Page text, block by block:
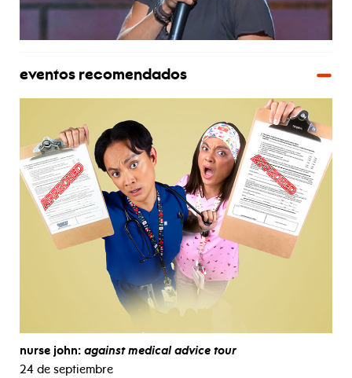
eventos recomendados
nurse john: against medical advice tour
24 de septiembre